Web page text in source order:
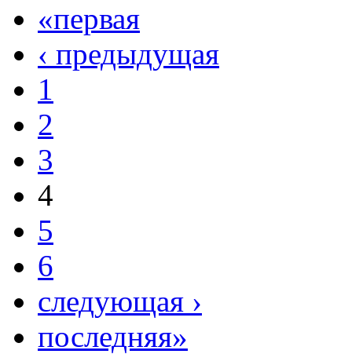
«первая
‹ предыдущая
1
2
3
4
5
6
следующая ›
последняя»